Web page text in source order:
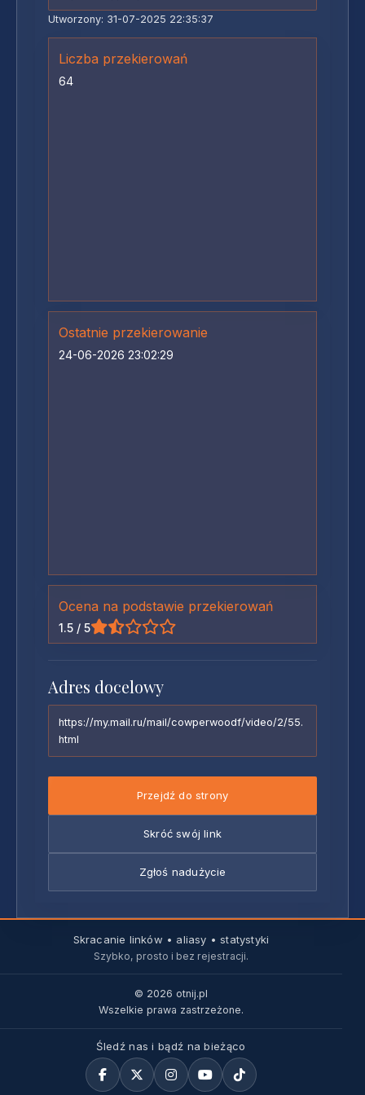
Utworzony: 31-07-2025 22:35:37
Liczba przekierowań
64
Ostatnie przekierowanie
24-06-2026 23:02:29
Ocena na podstawie przekierowań
1.5 / 5
Adres docelowy
https://my.mail.ru/mail/cowperwoodf/video/2/55.
html
Przejdź do strony
Skróć swój link
Zgłoś nadużycie
Skracanie linków • aliasy • statystyki
Szybko, prosto i bez rejestracji.
© 2026 otnij.pl
Wszelkie prawa zastrzeżone.
Śledź nas i bądź na bieżąco